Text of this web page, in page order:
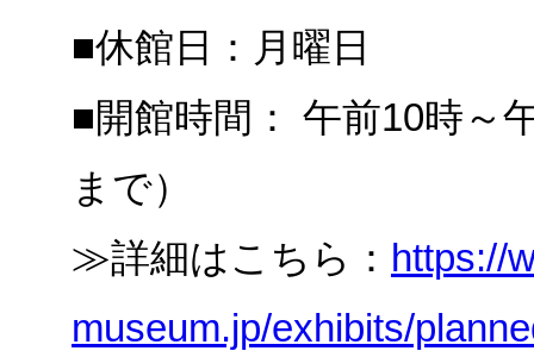
■休館日：月曜日
■開館時間： 午前10時～
まで）
≫詳細はこちら： https://
museum.jp/exhibits/